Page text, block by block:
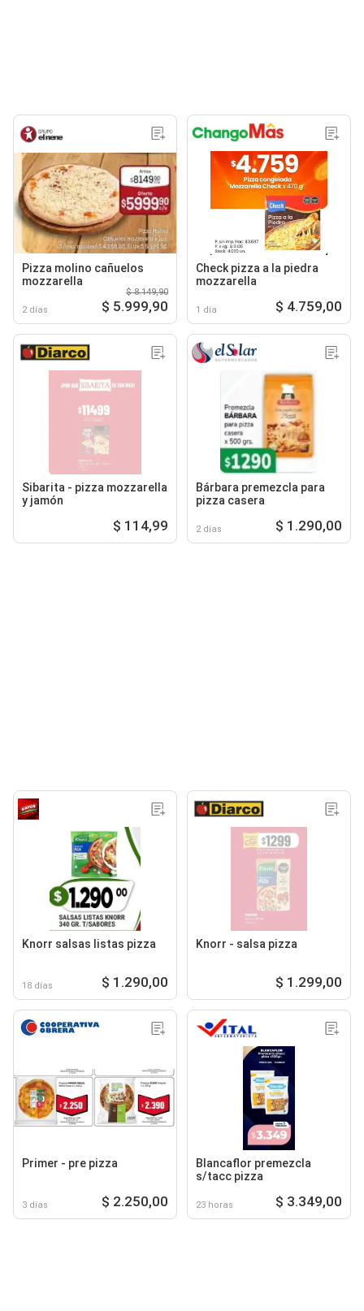
Pizza molino cañuelos
mozzarella
2 días
$ 8.149,90
$ 5.999,90
Check pizza a la piedra
mozzarella
1 día $ 4.759,00
Sibarita - pizza mozzarella
y jamón
$ 114,99
Bárbara premezcla para
pizza casera
2 días $ 1.290,00
Knorr salsas listas pizza
18 días $ 1.290,00
Knorr - salsa pizza
$ 1.299,00
Primer - pre pizza
3 días $ 2.250,00
Blancaflor premezcla
s/tacc pizza
23 horas $ 3.349,00